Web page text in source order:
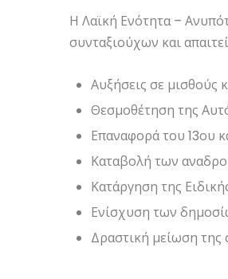
Η Λαϊκή Ενότητα –
συνταξιούχων και
Αυξήσεις σε μισθούς
Θεσμοθέτηση της
Επαναφορά του 13ου
Καταβολή των
Κατάργηση της
Ενίσχυση των
Δραστική μείωση